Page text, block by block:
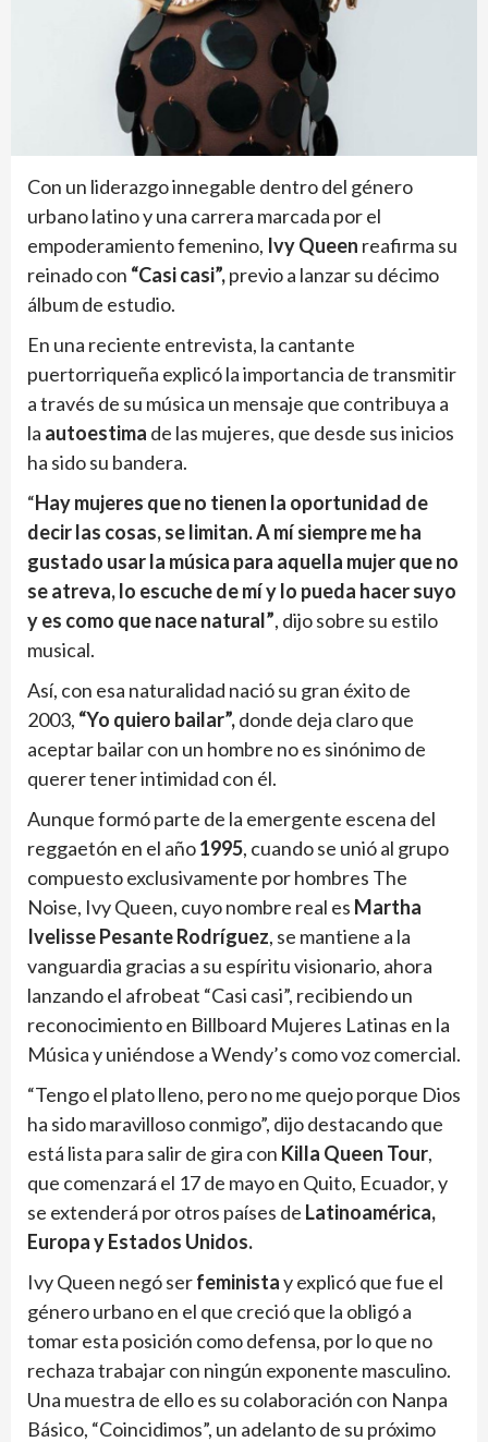
Con un liderazgo innegable dentro del género
urbano latino y una carrera marcada por el
empoderamiento femenino, Ivy Queen reafirma su
reinado con “Casi casi”,previo a lanzar su décimo
álbum de estudio.
En una reciente entrevista, la cantante
puertorriqueña explicó la importancia de transmitir
a través de su música un mensaje que contribuya a
la autoestima de las mujeres, que desde sus inicios
ha sido su bandera.
“Hay mujeres que no tienen la oportunidad de
decir las cosas, se limitan. A mí siempre me ha
gustado usar la música para aquella mujer que no
se atreva, lo escuche de mí y lo pueda hacer suyo
y es como que nace natural”, dijo sobre su estilo
musical.
Así, con esa naturalidad nació su gran éxito de
2003, “Yo quiero bailar”,donde deja claro que
aceptar bailar con un hombre no es sinónimo de
querer tener intimidad con él.
Aunque formó parte de la emergente escena del
reggaetón en el año1995, cuando se unió al grupo
compuesto exclusivamente por hombres The
Noise, Ivy Queen, cuyo nombre real es Martha
Ivelisse Pesante Rodríguez, se mantiene a la
vanguardia gracias a su espíritu visionario, ahora
lanzando el afrobeat “Casi casi”, recibiendo un
reconocimiento en Billboard Mujeres Latinas en la
Música y uniéndose a Wendy’s como voz comercial.
“Tengo el plato lleno, pero no me quejo porque Dios
ha sido maravilloso conmigo”, dijo destacando que
está lista para salir de gira con Killa Queen Tour,
que comenzará el 17 de mayo en Quito, Ecuador, y
se extenderá por otros países de Latinoamérica,
Europa y Estados Unidos.
Ivy Queen negó serfeministay explicó que fue el
género urbano en el que creció que la obligó a
tomar esta posición como defensa, por lo que no
rechaza trabajar con ningún exponente masculino.
Una muestra de ello es su colaboración con Nanpa
Básico, “Coincidimos”, un adelanto de su próximo